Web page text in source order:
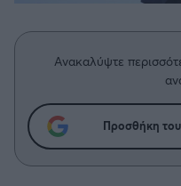
Δημήτρης
Λεβαδειακός
ΟΦΗ
Βόλος
Μεγάλη μου Αγάπη
Μια Ιστορία από την Πόλη
Ανακαλύψτε
Προσθήκη